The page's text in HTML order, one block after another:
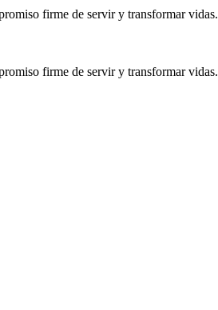
firme de servir y transformar vidas.
firme de servir y transformar vidas.